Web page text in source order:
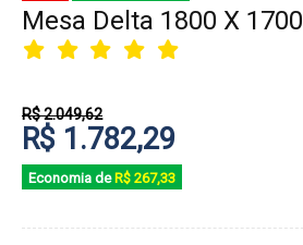
Mesa Delta 1800 X
R$ 2.049,62
R$ 1.782,29
Economia de R$ 267,33